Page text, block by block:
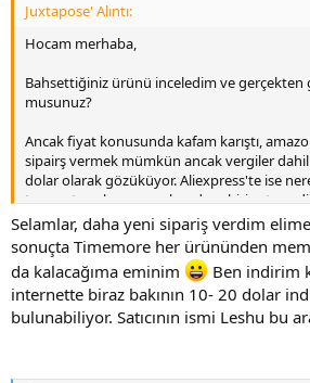
Juxtapose' Alıntı:
Hocam merhaba,
Bahsettiğiniz ürünü inceledim ve
musunuz?
Ancak fiyat konusunda kafam karıştı,
sipairş vermek mümkün ancak vergiler
dolar olarak gözüküyor. Aliexpress'te ise
tane satıcı çıkıyor ancak sadece biri satmış
gözüküyor. Satmış olan ise 60 dolardan
hemen amazon ile aynı rakam denk geliyor.
Siz 400 liraya alalı çok olmuş olaiblir mi
Selamlar, daha yeni sipariş verdim
sonuçta Timemore her ürününden
da kalacağıma eminim
Ben indirim
internette biraz bakının 10- 20 dolar
bulunabiliyor. Satıcının ismi Leshu bu